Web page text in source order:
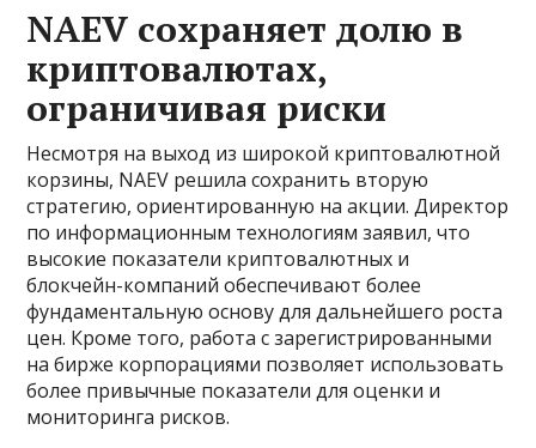
NAEV сохраняет долю в
криптовалютах,
ограничивая риски
Несмотря на выход из широкой криптовалютной
корзины, NAEV решила сохранить вторую
стратегию, ориентированную на акции. Директор
по информационным технологиям заявил, что
высокие показатели криптовалютных и
блокчейн-компаний обеспечивают более
фундаментальную основу для дальнейшего роста
цен. Кроме того, работа с зарегистрированными
на бирже корпорациями позволяет использовать
более привычные показатели для оценки и
мониторинга рисков.